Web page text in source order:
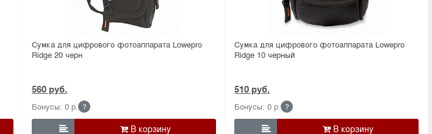
Сумка для цифрового фотоаппарата Lowepro
Ridge 20 черн
560 руб.
Бонусы: 0 р. ?

Сумка для цифрового фотоаппарата Lowepro
Ridge 10 черный
510 руб.
Бонусы: 0 р. ?
